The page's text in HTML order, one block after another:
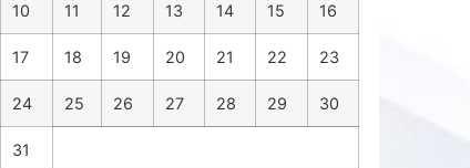
10 11 12 13 14 15 16
17 18 19 20 21 22 23
24 25 26 27 28 29 30
31